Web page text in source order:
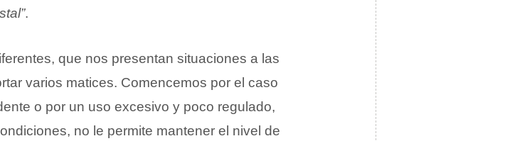
.
que nos presentan situaciones a las
varios matices. Comencemos por el caso
o por un uso excesivo y poco regulado,
no le permite mantener el nivel de